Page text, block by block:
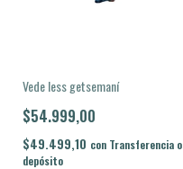
Vede less getsemaní
$54.999,00
$49.499,10 con Transferencia o
depósito